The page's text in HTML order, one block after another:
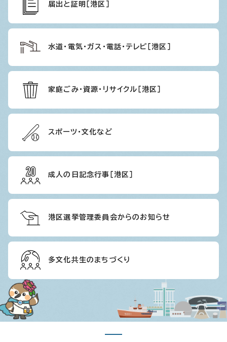
届出と証明［港区］
水道・電気・ガス・電話・テレビ［港区］
家庭ごみ・資源・リサイクル［港区］
スポーツ・文化など
成人の日記念行事［港区］
港区選挙管理委員会からのお知らせ
多文化共生のまちづくり